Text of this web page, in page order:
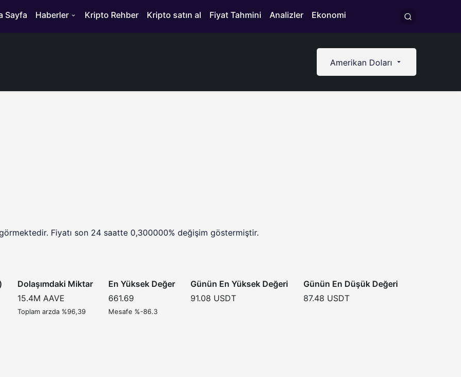
Sayfa Haberler Kripto Rehber Kripto satın al Fiyat Tahmini Analizler Ekonomi
Amerikan Doları
Fiyatı son 24 saatte 0,300000% değişim göstermiştir.
Dolaşımdaki Miktar
15.4M AAVE
Toplam arzda %96,39
En Yüksek Değer
661.69
Mesafe %-86.3
Günün En Yüksek Değeri
91.08 USDT
Günün En Düşük Değeri
87.48 USDT